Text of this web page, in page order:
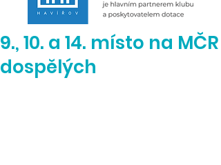
9., 10. a 14. místo na MČR
dospělých